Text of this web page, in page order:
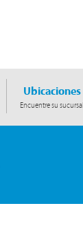
Ubicaciones
Encuentre su sucursal